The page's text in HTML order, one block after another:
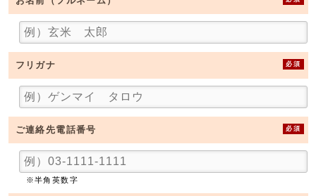
フリガナ 必須
ご連絡先電話番号 必須
※半角英数字